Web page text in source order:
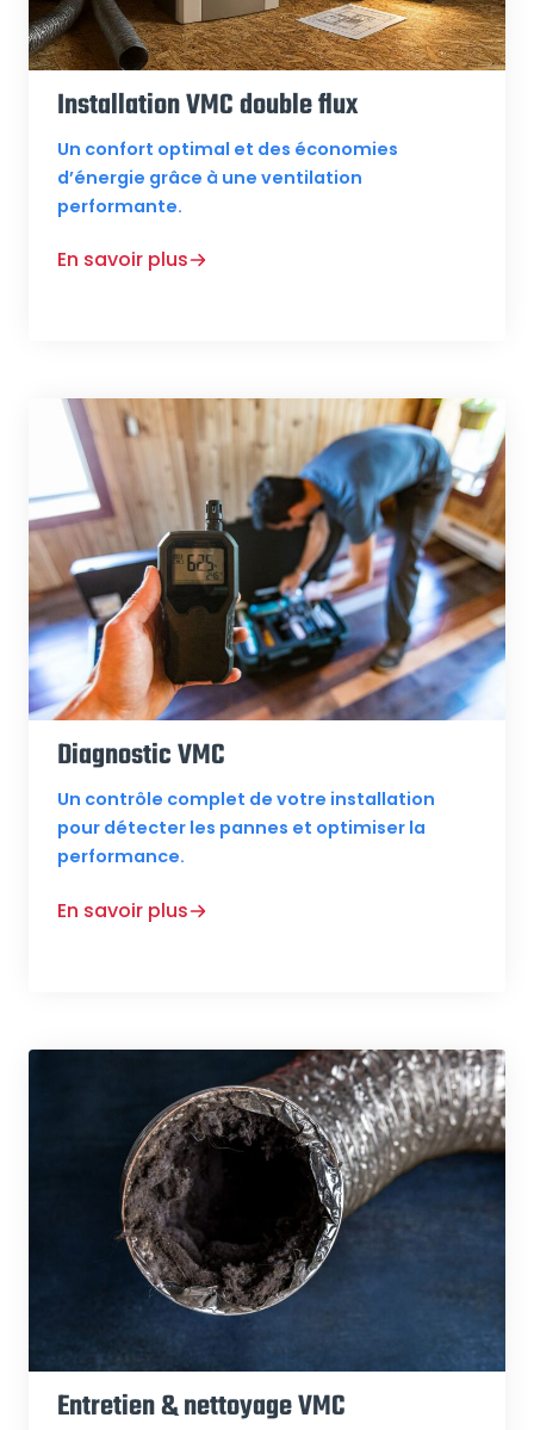
Installation VMC double flux
Un confort optimal et des économies
d’énergie grâce à une ventilation
performante.
En savoir plus
Diagnostic VMC
Un contrôle complet de votre installation
pour détecter les pannes et optimiser la
performance.
En savoir plus
Entretien & nettoyage VMC